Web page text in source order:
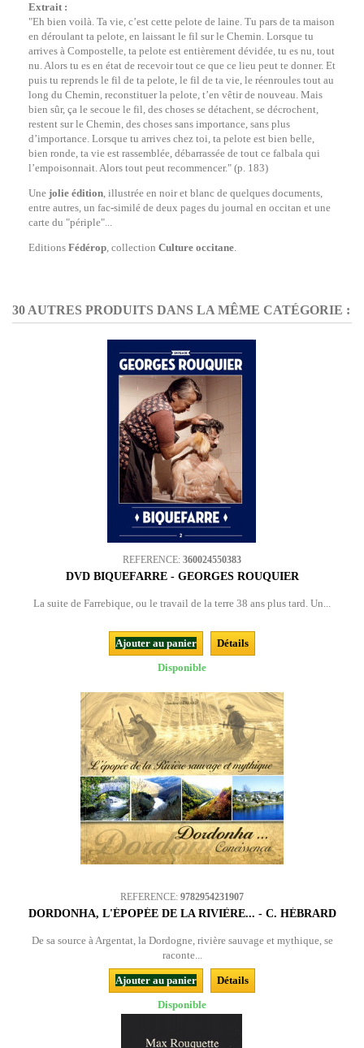
Extrait :
"Eh bien voilà. Ta vie, c’est cette pelote de laine. Tu pars de ta maison
en déroulant ta pelote, en laissant le fil sur le Chemin. Lorsque tu
arrives à Compostelle, ta pelote est entièrement dévidée, tu es nu, tout
nu. Alors tu es en état de recevoir tout ce que ce lieu peut te donner. Et
puis tu reprends le fil de ta pelote, le fil de ta vie, le réenroules tout au
long du Chemin, reconstituer la pelote, t’en vêtir de nouveau. Mais
bien sûr, ça le secoue le fil, des choses se détachent, se décrochent,
restent sur le Chemin, des choses sans importance, sans plus
d’importance. Lorsque tu arrives chez toi, ta pelote est bien belle,
bien ronde, ta vie est rassemblée, débarrassée de tout ce falbala qui
l’empoisonnait. Alors tout peut recommencer." (p. 183)
Une jolie édition, illustrée en noir et blanc de quelques documents,
entre autres, un fac-similé de deux pages du journal en occitan et une
carte du "périple"...
Editions Fédérop, collection Culture occitane.
30 AUTRES PRODUITS DANS LA MÊME CATÉGORIE :
REFERENCE: 360024550383
DVD BIQUEFARRE - GEORGES ROUQUIER
La suite de Farrebique, ou le travail de la terre 38 ans plus tard. Un...
Ajouter au panier
Détails
Disponible
REFERENCE: 9782954231907
DORDONHA, L'ÉPOPÉE DE LA RIVIÈRE... - C. HÉBRARD
De sa source à Argentat, la Dordogne, rivière sauvage et mythique, se
raconte...
Ajouter au panier
Détails
Disponible